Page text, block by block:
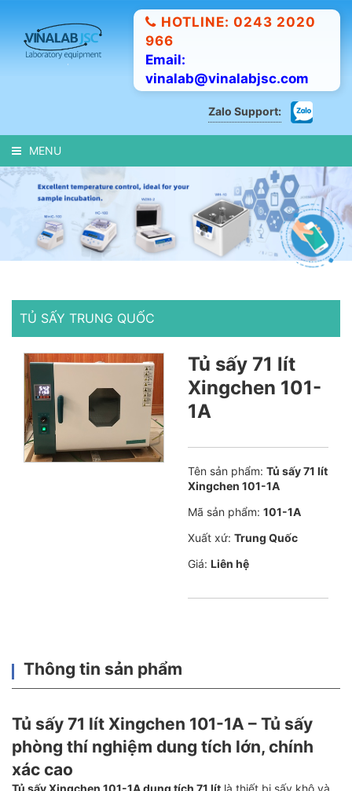
HOTLINE: 0243 2020
966
Email:
vinalab@vinalabjsc.com
Zalo Support:
MENU
TỦ SẤY TRUNG QUỐC
Tủ sấy 71 lít
Xingchen 101-
1A
Tên sản phẩm: Tủ sấy 71 lít
Xingchen 101-1A
Mã sản phẩm: 101-1A
Xuất xứ: Trung Quốc
Giá: Liên hệ
Thông tin sản phẩm
Tủ sấy 71 lít Xingchen 101-1A – Tủ sấy
phòng thí nghiệm dung tích lớn, chính
xác cao
Tủ sấy Xingchen 101-1A dung tích 71 lít là thiết bị sấy khô và